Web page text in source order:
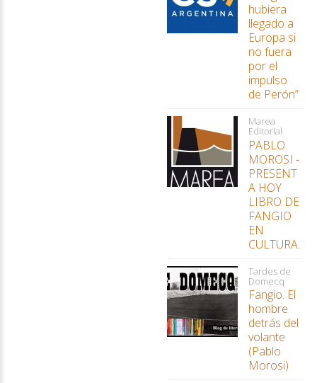
hubiera
llegado a
Europa si
no fuera
por el
impulso
de Perón”
Marea
Editorial
PABLO
MOROSI -
PRESENT
A HOY
LIBRO DE
FANGIO
EN
CULTURA.
Tardes de
Domecq
Fangio. El
hombre
detrás del
volante
(Pablo
Morosi)